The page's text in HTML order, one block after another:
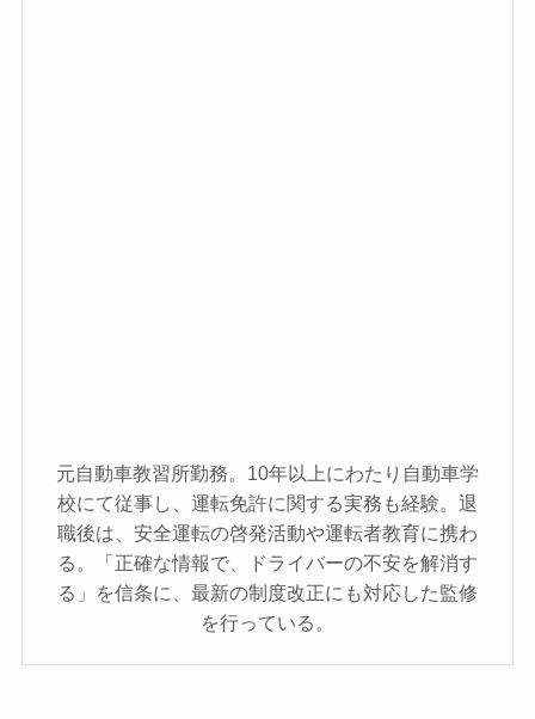
元自動車教習所勤務。10年以上にわたり自動車学
校にて従事し、運転免許に関する実務も経験。退
職後は、安全運転の啓発活動や運転者教育に携わ
る。「正確な情報で、ドライバーの不安を解消す
る」を信条に、最新の制度改正にも対応した監修
を行っている。